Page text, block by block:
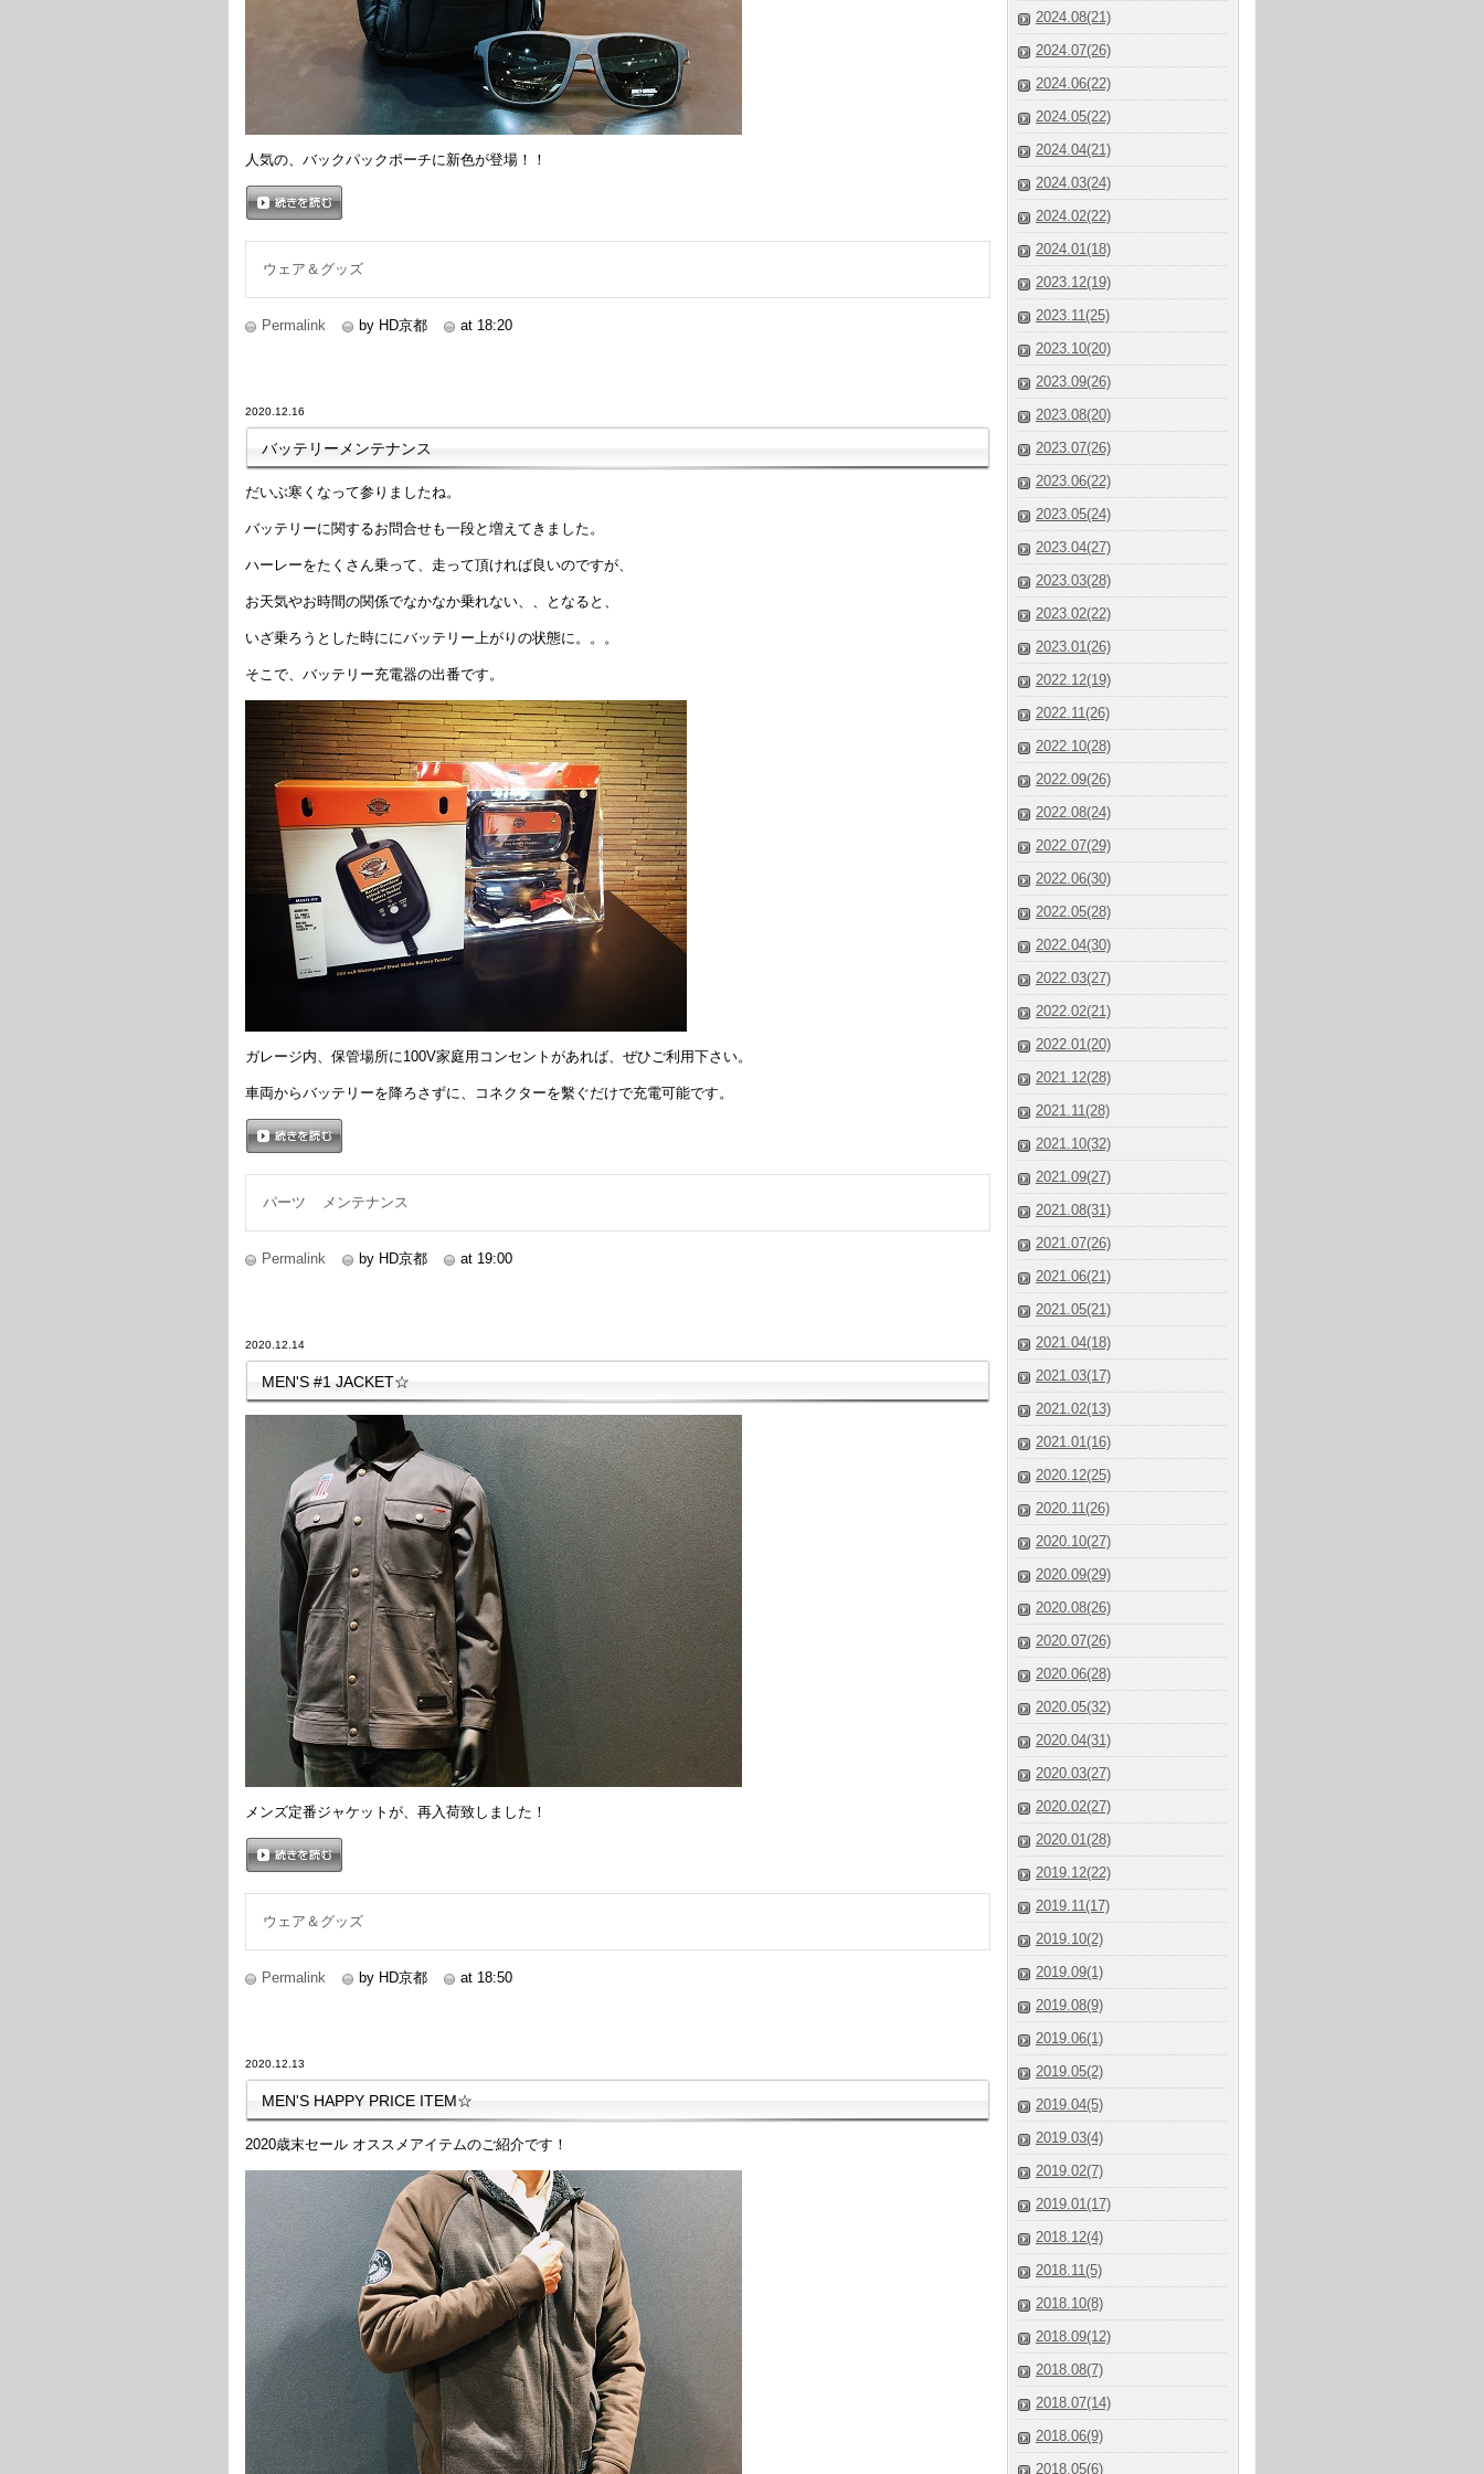
人気の、バックパックポーチに新色が登場！！
ウェア＆グッズ
Permalink by HD京都 at 18:20
2020.12.16
バッテリーメンテナンス
だいぶ寒くなって参りましたね。
バッテリーに関するお問合せも一段と増えてきました。
ハーレーをたくさん乗って、走って頂ければ良いのですが、
お天気やお時間の関係でなかなか乗れない、、となると、
いざ乗ろうとした時ににバッテリー上がりの状態に。。。
そこで、バッテリー充電器の出番です。
ガレージ内、保管場所に100V家庭用コンセントがあれば、ぜひご利用下さい。
車両からバッテリーを降ろさずに、コネクターを繫ぐだけで充電可能です。
パーツ メンテナンス
Permalink by HD京都 at 19:00
2020.12.14
MEN'S #1 JACKET☆
メンズ定番ジャケットが、再入荷致しました！
ウェア＆グッズ
Permalink by HD京都 at 18:50
2020.12.13
MEN'S HAPPY PRICE ITEM☆
2020歳末セール オススメアイテムのご紹介です！
2024.08(21)
2024.07(26)
2024.06(22)
2024.05(22)
2024.04(21)
2024.03(24)
2024.02(22)
2024.01(18)
2023.12(19)
2023.11(25)
2023.10(20)
2023.09(26)
2023.08(20)
2023.07(26)
2023.06(22)
2023.05(24)
2023.04(27)
2023.03(28)
2023.02(22)
2023.01(26)
2022.12(19)
2022.11(26)
2022.10(28)
2022.09(26)
2022.08(24)
2022.07(29)
2022.06(30)
2022.05(28)
2022.04(30)
2022.03(27)
2022.02(21)
2022.01(20)
2021.12(28)
2021.11(28)
2021.10(32)
2021.09(27)
2021.08(31)
2021.07(26)
2021.06(21)
2021.05(21)
2021.04(18)
2021.03(17)
2021.02(13)
2021.01(16)
2020.12(25)
2020.11(26)
2020.10(27)
2020.09(29)
2020.08(26)
2020.07(26)
2020.06(28)
2020.05(32)
2020.04(31)
2020.03(27)
2020.02(27)
2020.01(28)
2019.12(22)
2019.11(17)
2019.10(2)
2019.09(1)
2019.08(9)
2019.06(1)
2019.05(2)
2019.04(5)
2019.03(4)
2019.02(7)
2019.01(17)
2018.12(4)
2018.11(5)
2018.10(8)
2018.09(12)
2018.08(7)
2018.07(14)
2018.06(9)
2018.05(6)